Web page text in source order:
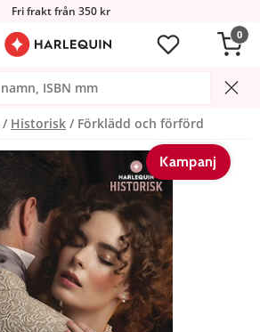
Fri frakt från 350 kr
0
Historisk Förklädd och förförd
Kampanj